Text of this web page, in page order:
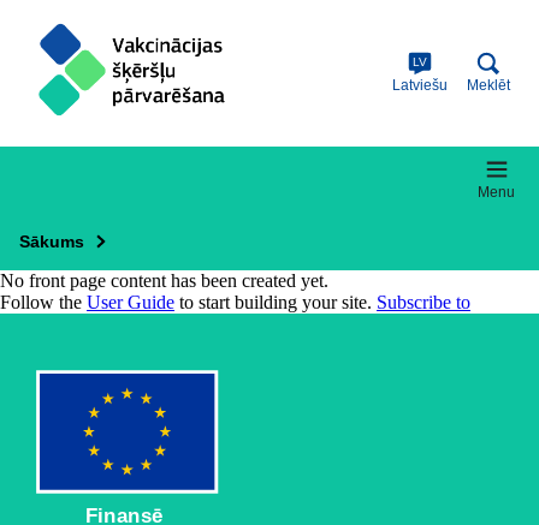
content
LV
Latviešu Meklēt
Menu
Sākums
No front page content has been created yet.
Follow the User Guide to start building your site. Subscribe to